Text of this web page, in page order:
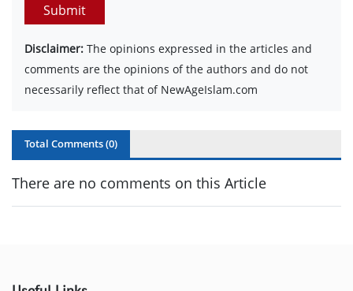
Submit
Disclaimer: The opinions expressed in the articles and
comments are the opinions of the authors and do not
necessarily reflect that of NewAgeIslam.com
Total Comments (0)
There are no comments on this Article